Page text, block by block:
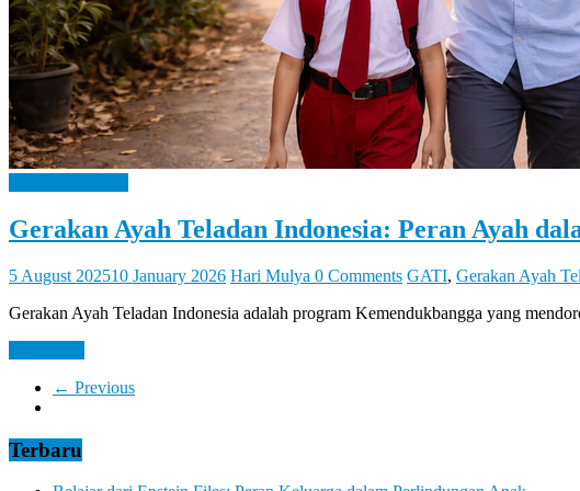
Gerakan Ayah Teladan Indonesia: Peran Ayah
5 August 202510 January 2026 Hari Mulya 0 Comments GATI, Gerakan Ayah
Gerakan Ayah Teladan Indonesia adalah program Kemendukbangga yang
← Previous
Terbaru